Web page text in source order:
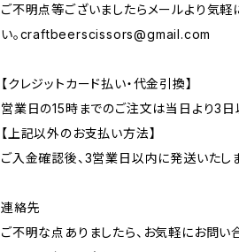
ご不明点等ございましたらメールより気軽
い。craftbeerscissors@gmail.com
【クレジットカード払い・代金引換】
営業日の15時までのご注文は当日より3日
【上記以外のお支払い方法】
ご入金確認後、3営業日以内に発送いたしま
連絡先
ご不明な点ありましたら、お気軽にお問い